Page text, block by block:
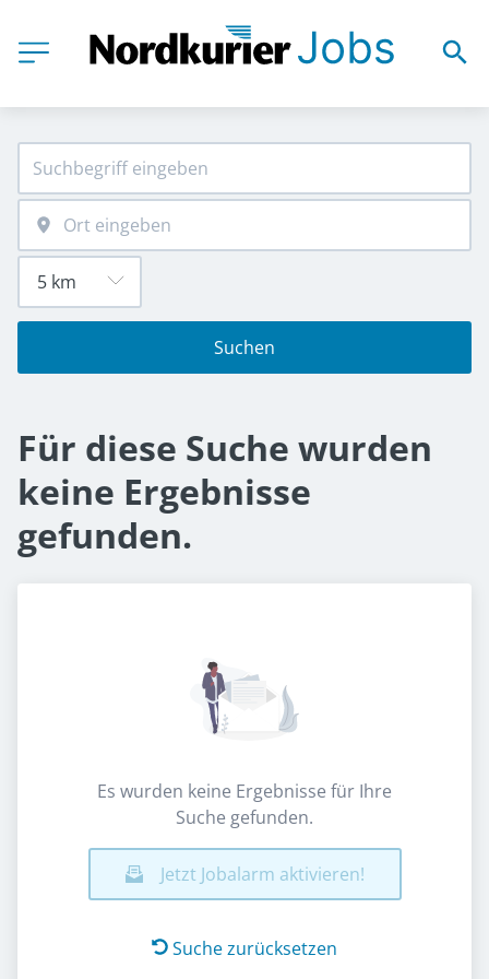
Suchen
Für diese Suche wurden
keine Ergebnisse
gefunden.
Es wurden keine Ergebnisse für Ihre
Suche gefunden.
Jetzt Jobalarm aktivieren!
Suche zurücksetzen